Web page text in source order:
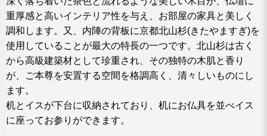
重厚感と高いインテリア性を与え、お部屋の家具と美しく
調和します。又、内陣の背板に京都北山杉(きたやますぎ)を
使用していることが最大の特長の一つです。北山杉は古く
から高級建築材として珍重され、その独特の木肌と香り
が、ご本尊を安置する空間を格調高く、清々しいものにし
ます。
机とイスが下台に収納されており、机にお仏具を並べイス
に座ってお参りができます。